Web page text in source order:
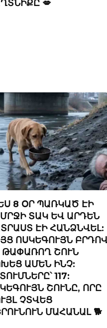
💋
8 ՕՐ ՊԱՌԿԱԾ ԷԻ
ՏԱԿ ԵՎ ԱՐԴԵՆ
ԷԻ ՀԱՆՁՆՎԵԼ:
ՈՍԿԵԳՈՒՅՆ
ԹԱՓԱՌՈՂ ՇՈՒՆ
ԱՄԵՆ ԻՆՉ:
117:
ՇՈՒՆԸ, ՈՐԸ
ՉՏՎԵՑ
ՄԱՀԱՆԱԼ 🐕